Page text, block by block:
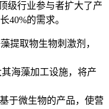
级行业参与者扩大了产
40%的需求。
提取物生物刺激剂，
其海藻加工设施，将产
于微生物的产品，使营